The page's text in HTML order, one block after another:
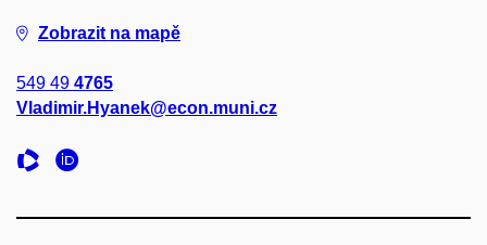
Zobrazit na mapě
549 49 4765
Vladimir.Hyanek@econ.muni.cz